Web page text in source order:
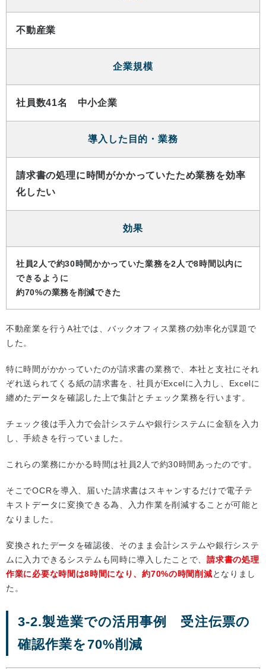
不動産業
企業規模
社員数41名 中小企業
導入した目的・業務
請求書の処理に時間がかかっていたため業務を効率
化したい
効果
社員2人で約30時間かかっていた業務を2人で8時間以内に
できるように
約70%の業務を削減できた
不動産業を行うA社では、バックオフィス業務の効率化が課題で
した。
特に時間がかかっていたのが請求書の業務で、本社と支社にそれ
ぞれ送られてくる紙の請求書を、社員がExcelに入力し、Excelに
纏めたデータを確認した上で集計とチェック業務を行います。
チェック後は手入力で会計システムや銀行システムに金額を入力
し、手続きを行っていました。
これらの業務にかかる時間は社員2人で約30時間あったのです。
そこでOCRを導入、届いた請求書はスキャンするだけで電子テ
キストデータに変換できる為、入力作業を削減することが可能と
なりました。
変換されたデータを確認後、そのまま会計システムや銀行システ
ムに入力できるシステムも同時に導入したことで、請求書の処理
作業に必要な時間は8時間になり、約70%の時間削減となりまし
た。
3-2.製造業での活用事例 受注伝票の
確認作業を70%削減